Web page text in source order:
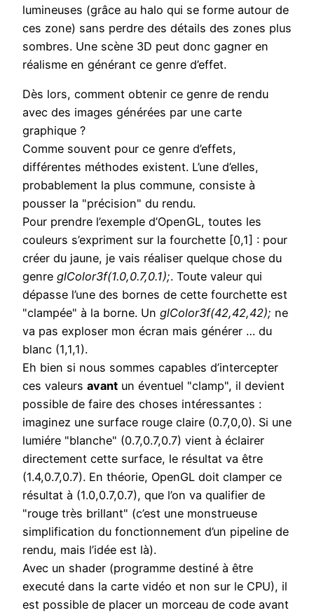
lumineuses (grâce au halo qui se forme autour de
ces zone) sans perdre des détails des zones plus
sombres. Une scène 3D peut donc gagner en
réalisme en générant ce genre d’effet.
Dès lors, comment obtenir ce genre de rendu
avec des images générées par une carte
graphique ?
Comme souvent pour ce genre d’effets,
différentes méthodes existent. L’une d’elles,
probablement la plus commune, consiste à
pousser la "précision" du rendu.
Pour prendre l’exemple d’OpenGL, toutes les
couleurs s’expriment sur la fourchette [0,1] : pour
créer du jaune, je vais réaliser quelque chose du
genre glColor3f(1.0,0.7,0.1);. Toute valeur qui
dépasse l’une des bornes de cette fourchette est
"clampée" à la borne. Un glColor3f(42,42,42); ne
va pas exploser mon écran mais générer … du
blanc (1,1,1).
Eh bien si nous sommes capables d’intercepter
ces valeurs avant un éventuel "clamp", il devient
possible de faire des choses intéressantes :
imaginez une surface rouge claire (0.7,0,0). Si une
lumiére "blanche" (0.7,0.7,0.7) vient à éclairer
directement cette surface, le résultat va être
(1.4,0.7,0.7). En théorie, OpenGL doit clamper ce
résultat à (1.0,0.7,0.7), que l’on va qualifier de
"rouge très brillant" (c’est une monstrueuse
simplification du fonctionnement d’un pipeline de
rendu, mais l’idée est là).
Avec un shader (programme destiné à être
executé dans la carte vidéo et non sur le CPU), il
est possible de placer un morceau de code avant